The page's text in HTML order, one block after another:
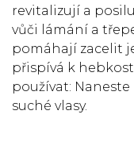
revitalizují a
vůči lámání a
pomáhají zacelit
přispívá k
používat:
suché vlasy.